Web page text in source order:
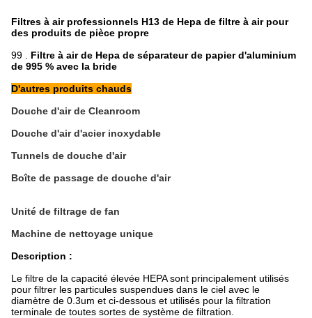
Filtres à air professionnels H13 de Hepa de filtre à air pour
des produits de pièce propre
99 . Filtre à air de Hepa de séparateur de papier d'aluminium
de 995 % avec la bride
D'autres produits chauds
Douche d'air de Cleanroom
Douche d'air d'acier inoxydable
Tunnels de douche d'air
Boîte de passage de douche d'air
Unité de filtrage de fan
Machine de nettoyage unique
Description :
Le filtre de la capacité élevée HEPA sont principalement utilisés
pour filtrer les particules suspendues dans le ciel avec le
diamètre de 0.3um et ci-dessous et utilisés pour la filtration
terminale de toutes sortes de système de filtration.